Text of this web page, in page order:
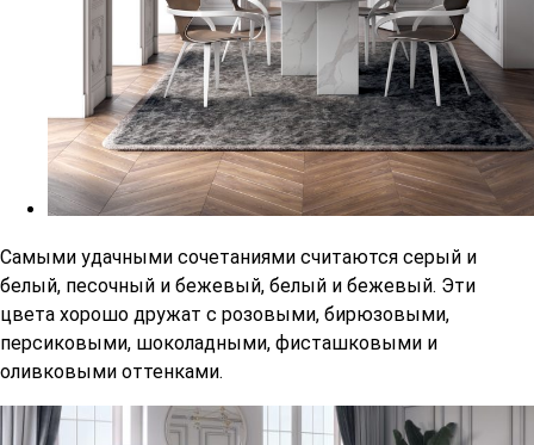
Самыми удачными сочетаниями считаются серый и
белый, песочный и бежевый, белый и бежевый. Эти
цвета хорошо дружат с розовыми, бирюзовыми,
персиковыми, шоколадными, фисташковыми и
оливковыми оттенками.